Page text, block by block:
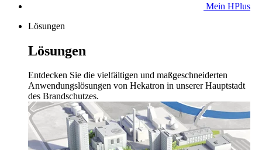
Mein HPlus
Lösungen
Lösungen
Entdecken Sie die vielfältigen und maßgeschneiderten
Anwendungslösungen von Hekatron in unserer Hauptstadt
des Brandschutzes.